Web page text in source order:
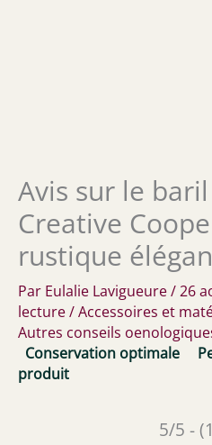
Avis sur le
Creative
rustique
Par Eulalie Lavigueure/26
lecture/Accessoires et
Autres conseils
Conservation optimale
produit
5/5 -